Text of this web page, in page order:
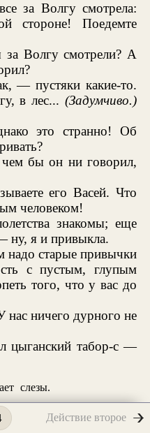
за Волгу смотрела:
стороне! Поедемте
Волгу смотрели? А
— пустяки какие-то.
в лес... (Задумчиво.)
это странно! Об
бы он ни говорил,
его Васей. Что
человеком!
знакомы; еще
ну, я и привыкла.
надо старые привычки
с пустым, глупым
того, что у вас до
нас ничего дурного не
цыганский табор-с —
слезы.
быть, и цыганский
Действие второе